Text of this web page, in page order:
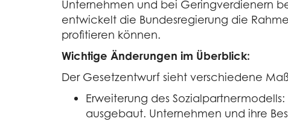
Unternehmen und bei Geringverdienern
entwickelt die Bundesregierung die
profitieren können.
Wichtige Änderungen im Überblick:
Der Gesetzentwurf sieht verschiedene
Erweiterung des
ausgebaut. Unternehmen und ihre